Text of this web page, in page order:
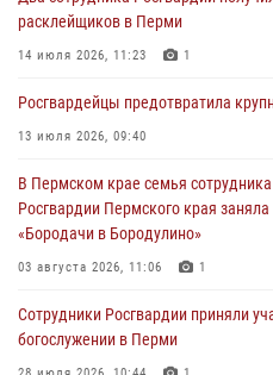
03 августа 2026, 10:59
30 июля 2026, 05:19
богослужении в Перми
28 июля 2026, 10:44
Росгвардейцы оказали силовую
28 июля 2026, 06:15
расклейщиков в Перми
14 июля 2026, 11:23 1
Росгвардейцы предотвратила
13 июля 2026, 09:40
В Пермском крае семья
Росгвардии Пермского края
«Бородачи в Бородулино»
03 августа 2026, 11:06 1
Сотрудники Росгвардии приняли
богослужении в Перми